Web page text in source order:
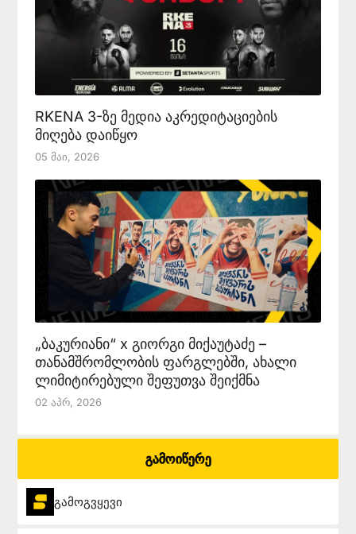
RKENA 3-ზე მედია აკრედიტაციების
მიღება დაიწყო
05 Მაი, 2026
„ბაკურიანი“ x გიორგი მიქაუტაძე –
თანამშრომლობის ფარგლებში, ახალი
ლიმიტირებული შეფუთვა შეიქმნა
02 Აპრ, 2026
გამოიწერე
გამოგვყევი